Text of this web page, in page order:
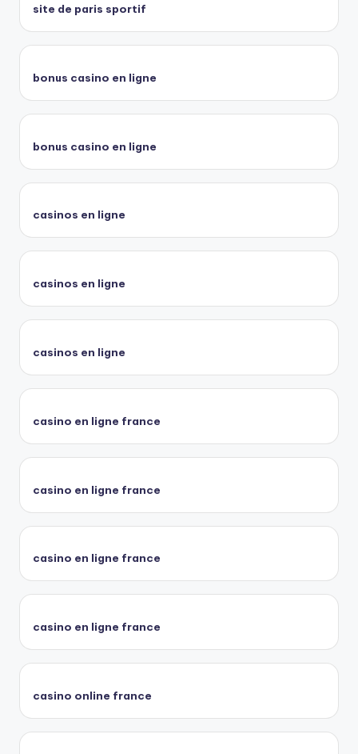
site de paris sportif
bonus casino en ligne
bonus casino en ligne
casinos en ligne
casinos en ligne
casinos en ligne
casino en ligne france
casino en ligne france
casino en ligne france
casino en ligne france
casino online france